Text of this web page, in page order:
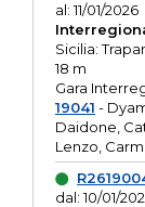
al: 11/01/2026
Sicilia:
18 m
Gara
19041 -
Daidone,
Lenzo,
dal: 10/01/